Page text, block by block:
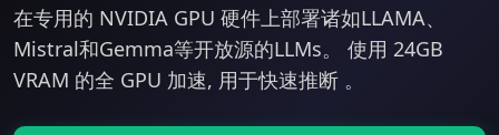
在专用的 NVIDIA GPU 硬件上部署诸如LLAMA、
Mistral和Gemma等开放源的LLMs。 使用 24GB
VRAM 的全 GPU 加速, 用于快速推断 。